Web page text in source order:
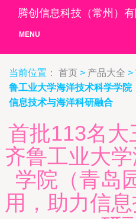
腾创信息科技（常州）有
MENU
当前位置： 首页 > 产品大全 >
鲁工业大学海洋技术科学学
信息技术与海洋科研融合
首批113名大
齐鲁工业大
学院（青岛
用，助力信